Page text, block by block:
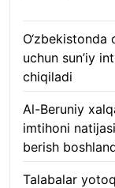
O‘zbekistonda
uchun sun’iy
chiqiladi
Al-Beruniy
imtihoni
berish
Talabalar